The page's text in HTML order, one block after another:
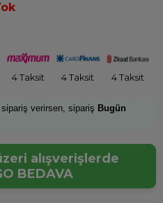
4 Taksit 4 Taksit 4 Taksit
verirsen, sipariş Bugün
alışverişlerde
BEDAVA